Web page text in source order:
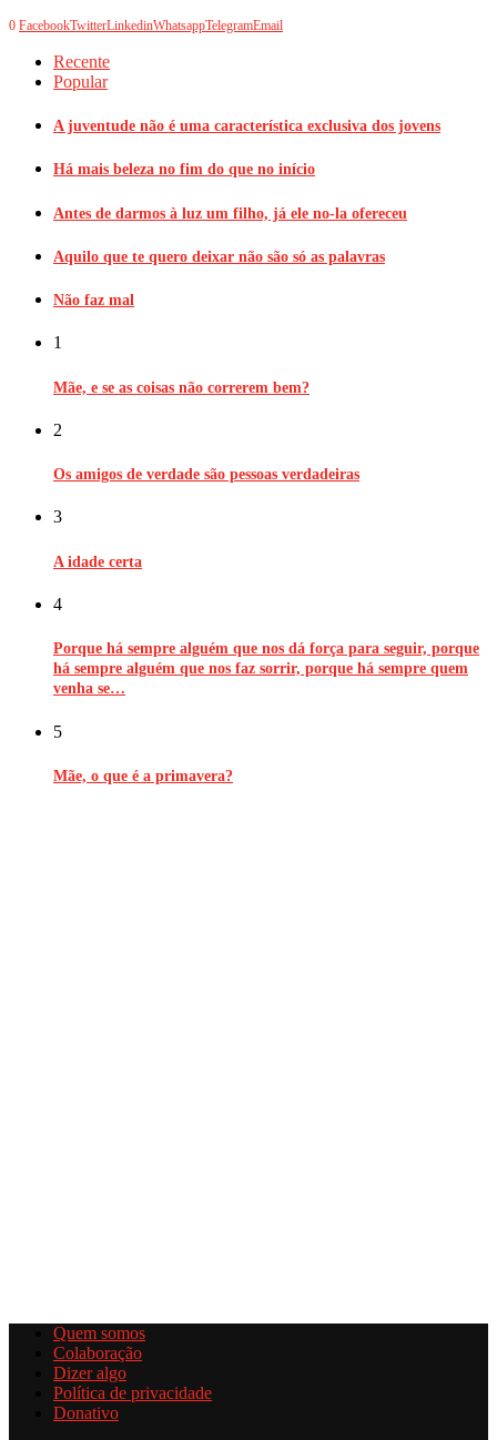
0 FacebookTwitterLinkedinWhatsappTelegramEmail
Recente
Popular
A juventude não é uma característica exclusiva dos jovens
Há mais beleza no fim do que no início
Antes de darmos à luz um filho, já ele no-la ofereceu
Aquilo que te quero deixar não são só as palavras
Não faz mal
1
Mãe, e se as coisas não correrem bem?
2
Os amigos de verdade são pessoas verdadeiras
3
A idade certa
4
Porque há sempre alguém que nos dá força para seguir, porque
há sempre alguém que nos faz sorrir, porque há sempre quem
venha se…
5
Mãe, o que é a primavera?
Quem somos
Colaboração
Dizer algo
Política de privacidade
Donativo